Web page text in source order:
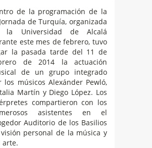
de la programación de la
de Turquía, organizada
la Universidad de Alcalá
este mes de febrero, tuvo
la pasada tarde del 11 de
de 2014 la actuación
de un grupo integrado
los músicos Alexánder Pewló,
Martín y Diego López. Los
compartieron con los
asistentes en el
Auditorio de los Basilios
personal de la música y
arte.